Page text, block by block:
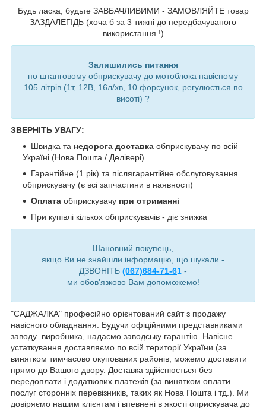
Будь ласка, будьте ЗАВБАЧЛИВИМИ - ЗАМОВЛЯЙТЕ товар
ЗАЗДАЛЕГІДЬ (хоча б за 3 тижні до передбачуваного
використання !)
Залишились питання
по штанговому обприскувачу до мотоблока навісному
105 літрів (1т, 12В, 16л/хв, 10 форсунок, регулюється по
висоті) ?
ЗВЕРНІТЬ УВАГУ:
Швидка та недорога доставка обприскувачу по всій
Україні (Нова Пошта / Делівері)
Гарантійне (1 рік) та післягарантійне обслуговування
обприскувачу (є всі запчастини в наявності)
Оплата обприскувачу при отриманні
При купівлі кількох обприскувачів - діє знижка
Шановний покупець,
якщо Ви не знайшли інформацію, що шукали -
ДЗВОНІТЬ (067)684-71-61 -
ми обов'язково Вам допоможемо!
"САДЖАЛКА" професійно орієнтований сайт з продажу
навісного обладнання. Будучи офіційними представниками
заводу–виробника, надаємо заводську гарантію. Навісне
устаткування доставляємо по всій території України (за
винятком тимчасово окупованих районів, можемо доставити
прямо до Вашого двору. Доставка здійснюється без
передоплати і додаткових платежів (за винятком оплати
послуг сторонніх перевізників, таких як Нова Пошта і тд.). Ми
довіряємо нашим клієнтам і впевнені в якості оприскувача до